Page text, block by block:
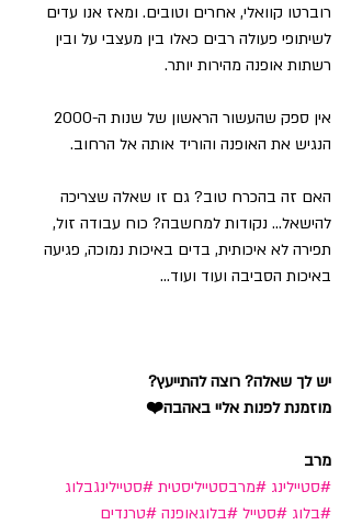
רוברטו קוואלי, אחרים וטובים. ומאז אנו עדים
לשיתופי פעולה רבים כאלו בין מעצבי על ובין
רשתות אופנה מהירות יותר.
הנגיש את האופנה והוריד אותה אל הרחוב.
האם זה בהכרח טוב? גם זו שאלה שצריכה
להישאל... נקודות למחשבה? כוח עבודה זול,
תפירה לא איכותית, בדים באיכות נמוכה, פגיעה
באיכות הסביבה ועוד ועוד...
יש לך שאלה? רוצה להתייעץ?
מוזמנת לפנות אליי באהבה❤️
מרב
#סטיילינג #מרבסטייליסטית #סטיילינגבלוג
#בלוג #סטייל #בלוגאופנה #טרנדים